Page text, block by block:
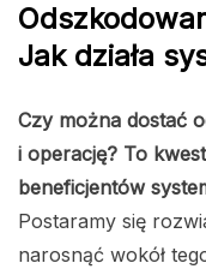
Jak działa
Czy można dostać
i operację? To
beneficjentów
Postaramy się
narosnąć wokół